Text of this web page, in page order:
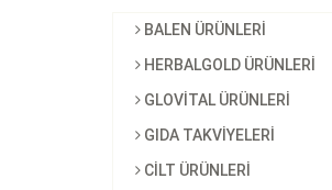
BALEN ÜRÜNLERİ
HERBALGOLD ÜRÜNLERİ
GLOVİTAL ÜRÜNLERİ
GIDA TAKVİYELERİ
CİLT ÜRÜNLERİ